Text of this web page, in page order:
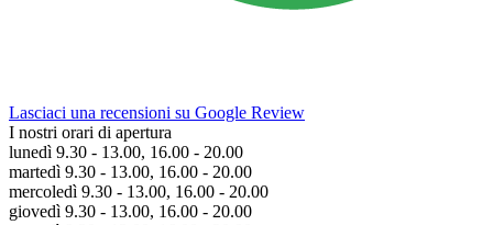
Lasciaci una recensioni su Google Review
I nostri orari di apertura
lunedì 9.30 - 13.00, 16.00 - 20.00
martedì 9.30 - 13.00, 16.00 - 20.00
mercoledì 9.30 - 13.00, 16.00 - 20.00
giovedì 9.30 - 13.00, 16.00 - 20.00